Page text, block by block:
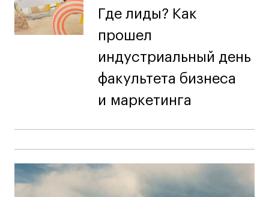
Где лиды? Как
прошел
индустриальный день
факультета бизнеса
и маркетинга